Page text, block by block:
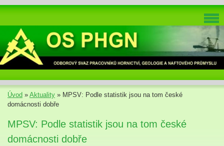
Úvod » Aktuality » MPSV: Podle statistik jsou na tom české
domácnosti dobře
MPSV: Podle statistik jsou na tom české
domácnosti dobře